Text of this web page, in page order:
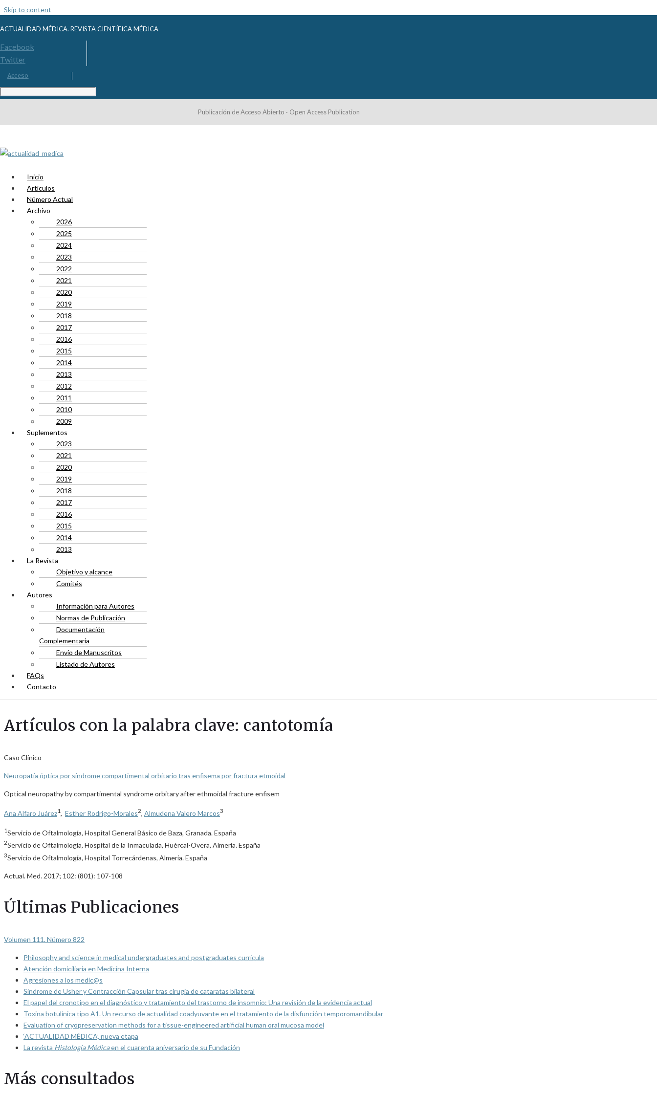
Skip to content
ACTUALIDAD MÉDICA. REVISTA CIENTÍFICA MÉDICA
Facebook
Twitter
Acceso
Publicación de Acceso Abierto · Open Access Publication
Inicio
Artículos
Número Actual
Archivo
2026
2025
2024
2023
2022
2021
2020
2019
2018
2017
2016
2015
2014
2013
2012
2011
2010
2009
Suplementos
2023
2021
2020
2019
2018
2017
2016
2015
2014
2013
La Revista
Objetivo y alcance
Comités
Autores
Información para Autores
Normas de Publicación
Documentación
Complementaria
Envío de Manuscritos
Listado de Autores
FAQs
Contacto
Artículos con la palabra clave: cantotomía
Caso Clínico
Neuropatía óptica por síndrome compartimental orbitario tras enfisema por fractura etmoidal
Optical neuropathy by compartimental syndrome orbitary after ethmoidal fracture enfisem
Ana Alfaro Juárez1, Esther Rodrigo-Morales2, Almudena Valero Marcos3
1Servicio de Oftalmología, Hospital General Básico de Baza, Granada. España
2Servicio de Oftalmología, Hospital de la Inmaculada, Huércal-Overa, Almería. España
3Servicio de Oftalmología, Hospital Torrecárdenas, Almería. España
Actual. Med. 2017; 102: (801): 107-108
Últimas Publicaciones
Volumen 111. Número 822
Philosophy and science in medical undergraduates and postgraduates curricula
Atención domiciliaria en Medicina Interna
Agresiones a los medic@s
Síndrome de Usher y Contracción Capsular tras cirugía de cataratas bilateral
El papel del cronotipo en el diagnóstico y tratamiento del trastorno de insomnio: Una revisión de la evidencia actual
Toxina botulínica tipo A1. Un recurso de actualidad coadyuvante en el tratamiento de la disfunción temporomandibular
Evaluation of cryopreservation methods for a tissue-engineered artificial human oral mucosa model
‘ACTUALIDAD MÉDICA’, nueva etapa
La revista Histología Médicaen el cuarenta aniversario de su Fundación
Más consultados